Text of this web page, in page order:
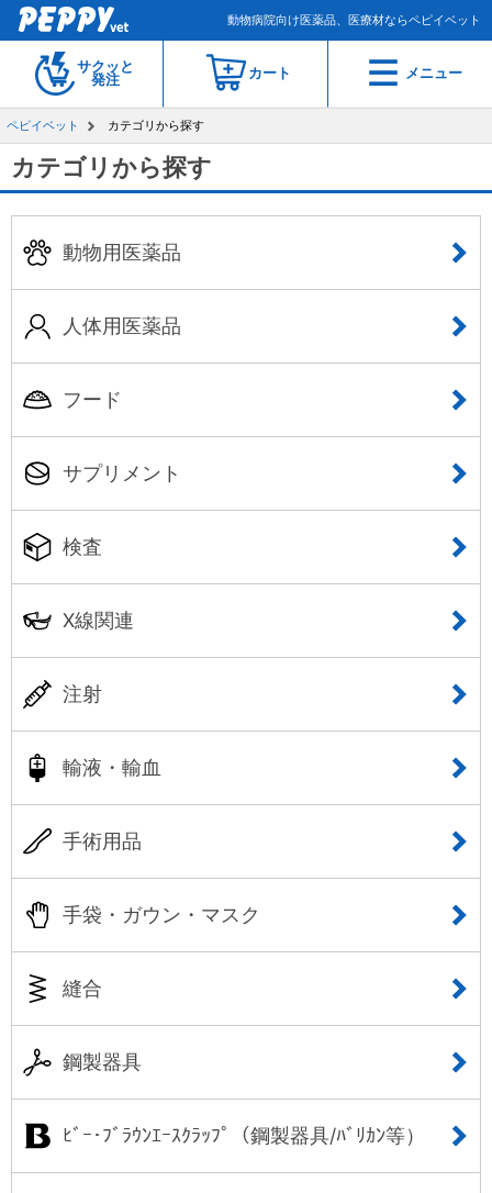
動物病院向け医薬品、医療材ならペピイベット
サクッと
発注
カート メニュー
ペピイベット カテゴリから探す
カテゴリから探す
動物用医薬品
人体用医薬品
フード
サプリメント
検査
X線関連
注射
輸液・輸血
手術用品
手袋・ガウン・マスク
縫合
鋼製器具
ﾋﾞｰ･ﾌﾞﾗｳﾝｴｰｽｸﾗｯﾌﾟ（鋼製器具/ﾊﾞﾘｶﾝ等）